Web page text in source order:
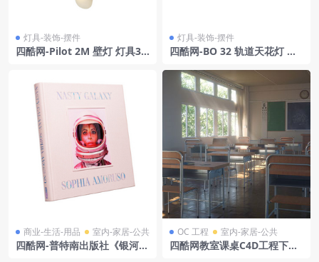
灯具-装饰-摆件
四酷网-Pilot 2M 壁灯 灯具3D
灯具-装饰-摆件
四酷网-BO 32 轨道天花灯 灯
商业-生活-用品 室内-家居-公共
四酷网-普特南出版社《银河之
OC 工程 室内-家居-公共
四酷网教室课桌C4D工程下载,